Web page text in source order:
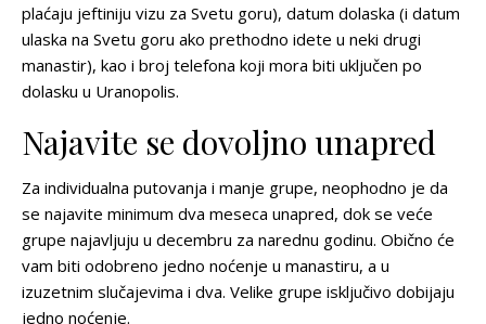
plaćaju jeftiniju vizu za Svetu goru), datum dolaska (i datum
ulaska na Svetu goru ako prethodno idete u neki drugi
manastir), kao i broj telefona koji mora biti uključen po
dolasku u Uranopolis.
Najavite se dovoljno unapred
Za individualna putovanja i manje grupe, neophodno je da
se najavite minimum dva meseca unapred, dok se veće
grupe najavljuju u decembru za narednu godinu. Obično će
vam biti odobreno jedno noćenje u manastiru, a u
izuzetnim slučajevima i dva. Velike grupe isključivo dobijaju
jedno noćenje.